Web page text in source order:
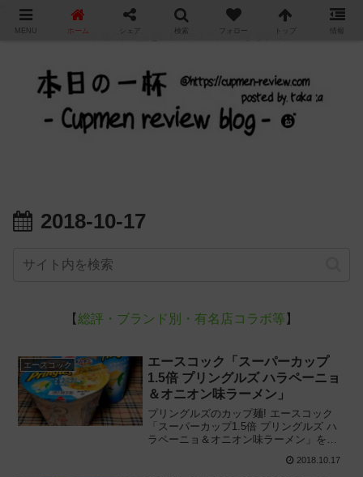
カップ麺の新商品をレビュー / アレンジするブログ
2018-10-17
【総評・ブランド別・有名店コラボ等 】
エースコック
エースコック「スーパーカップ
1.5倍 プリングルズ ハラペーニョ
＆オニオン味ラーメン」
プリングルズのカップ麺! エースコック
「スーパーカップ1.5倍 プリングルズ ハ
ラペーニョ＆オニオン味ラーメン」を本
ました。実際に食べてみた感想をもとに
2018.10.17
MENU ホーム シェア 検索 フォロー トップ 情報